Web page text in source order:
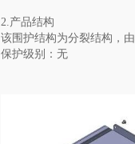
2.产品结构
该围护结构为分裂结构，
保护级别：无